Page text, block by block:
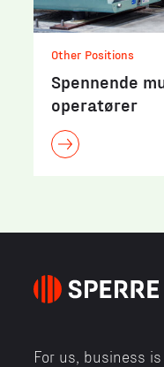
Other Positions
Spennende
operatører
For us, business is